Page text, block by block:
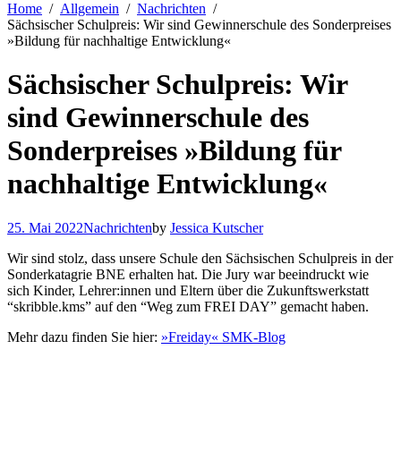
Home
Allgemein
Nachrichten
Sächsischer Schulpreis: Wir sind Gewinnerschule des Sonderpreises
»Bildung für nachhaltige Entwicklung«
Sächsischer Schulpreis: Wir
sind Gewinnerschule des
Sonderpreises »Bildung für
nachhaltige Entwicklung«
25. Mai 2022Nachrichtenby Jessica Kutscher
Wir sind stolz, dass unsere Schule den Sächsischen Schulpreis in der
Sonderkatagrie BNE erhalten hat. Die Jury war beeindruckt wie
sich Kinder, Lehrer:innen und Eltern über die Zukunftswerkstatt
“skribble.kms” auf den “Weg zum FREI DAY” gemacht haben.
Mehr dazu finden Sie hier: »Freiday« SMK-Blog